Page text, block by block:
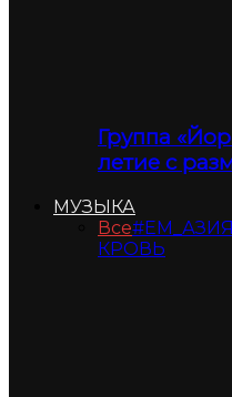
Группа
летие с
МУЗЫКА
Все#ЕМ_АЗИЯ
КРОВЬ